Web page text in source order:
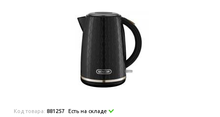
Код товара:881257 Есть на складе